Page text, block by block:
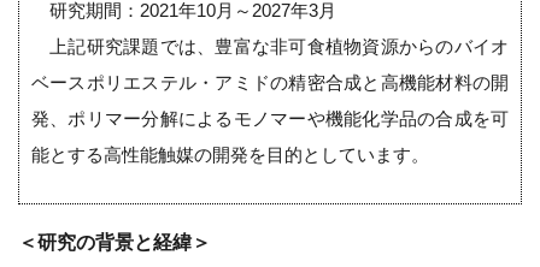
研究期間：2021年10月～2027年3月
上記研究課題では、豊富な非可食植物資源からのバイオ
ベースポリエステル・アミドの精密合成と高機能材料の開
発、ポリマー分解によるモノマーや機能化学品の合成を可
能とする高性能触媒の開発を目的としています。
＜研究の背景と経緯＞